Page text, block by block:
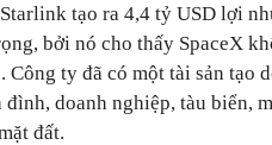
tạo ra 4,4 tỷ USD lợi
bởi nó cho thấy SpaceX
ty đã có một tài sản tạo
doanh nghiệp, tàu biển,
đất.